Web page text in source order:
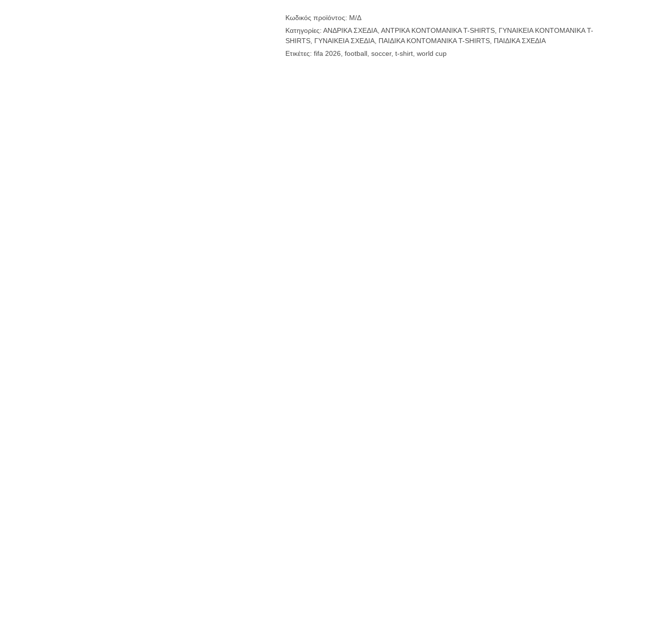
Κωδικός προϊόντος: Μ/Δ
Κατηγορίες: ΑΝΔΡΙΚΑ ΣΧΕΔΙΑ, ΑΝΤΡΙΚΑ ΚΟΝΤΟΜΑΝΙΚΑ T-SHIRTS, ΓΥΝΑΙΚΕΙΑ ΚΟΝΤΟΜΑΝΙΚΑ T-
SHIRTS, ΓΥΝΑΙΚΕΙΑ ΣΧΕΔΙΑ, ΠΑΙΔΙΚΑ ΚΟΝΤΟΜΑΝΙΚΑ T-SHIRTS, ΠΑΙΔΙΚΑ ΣΧΕΔΙΑ
Ετικέτες: fifa 2026, football, soccer, t-shirt, world cup